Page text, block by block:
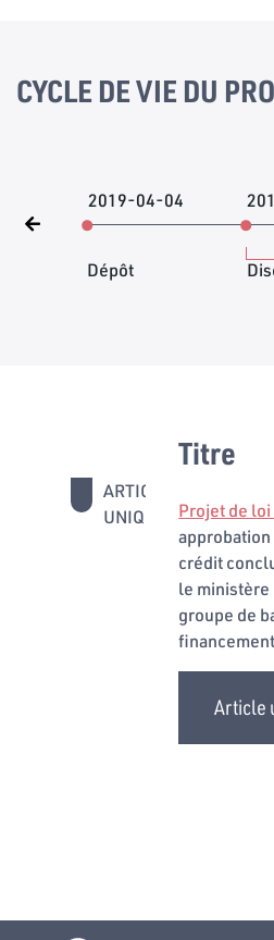
CYCLE DE VIE DU
2019-04-04
Dépôt
ARTICLE
UNIQUE
Titre
Projet de
crédit
le ministère
groupe de
Article